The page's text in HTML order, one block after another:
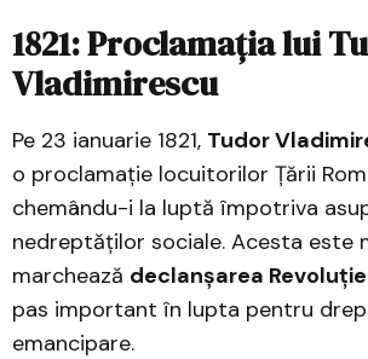
1821: Proclamația lui
Vladimirescu
Pe 23 ianuarie 1821, Tudor
o proclamație locuitorilor Țării
chemându-i la luptă împotriva
nedreptăților sociale. Acesta este
marchează declanșarea
pas important în lupta pentru
emancipare.